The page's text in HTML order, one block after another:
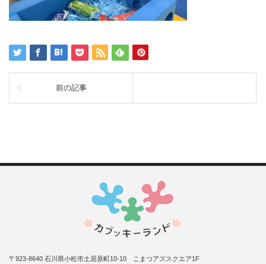
前の記事
〒923-8640 石川県小松市土居原町10-10 こまつアズスクエア1F